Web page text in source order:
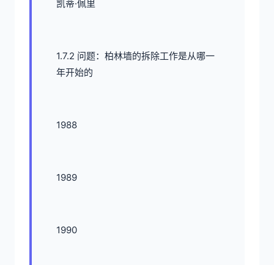
凯蒂·佩里
1.7.2 问题：柏林墙的拆除工作是从哪一
年开始的
1988
1989
1990